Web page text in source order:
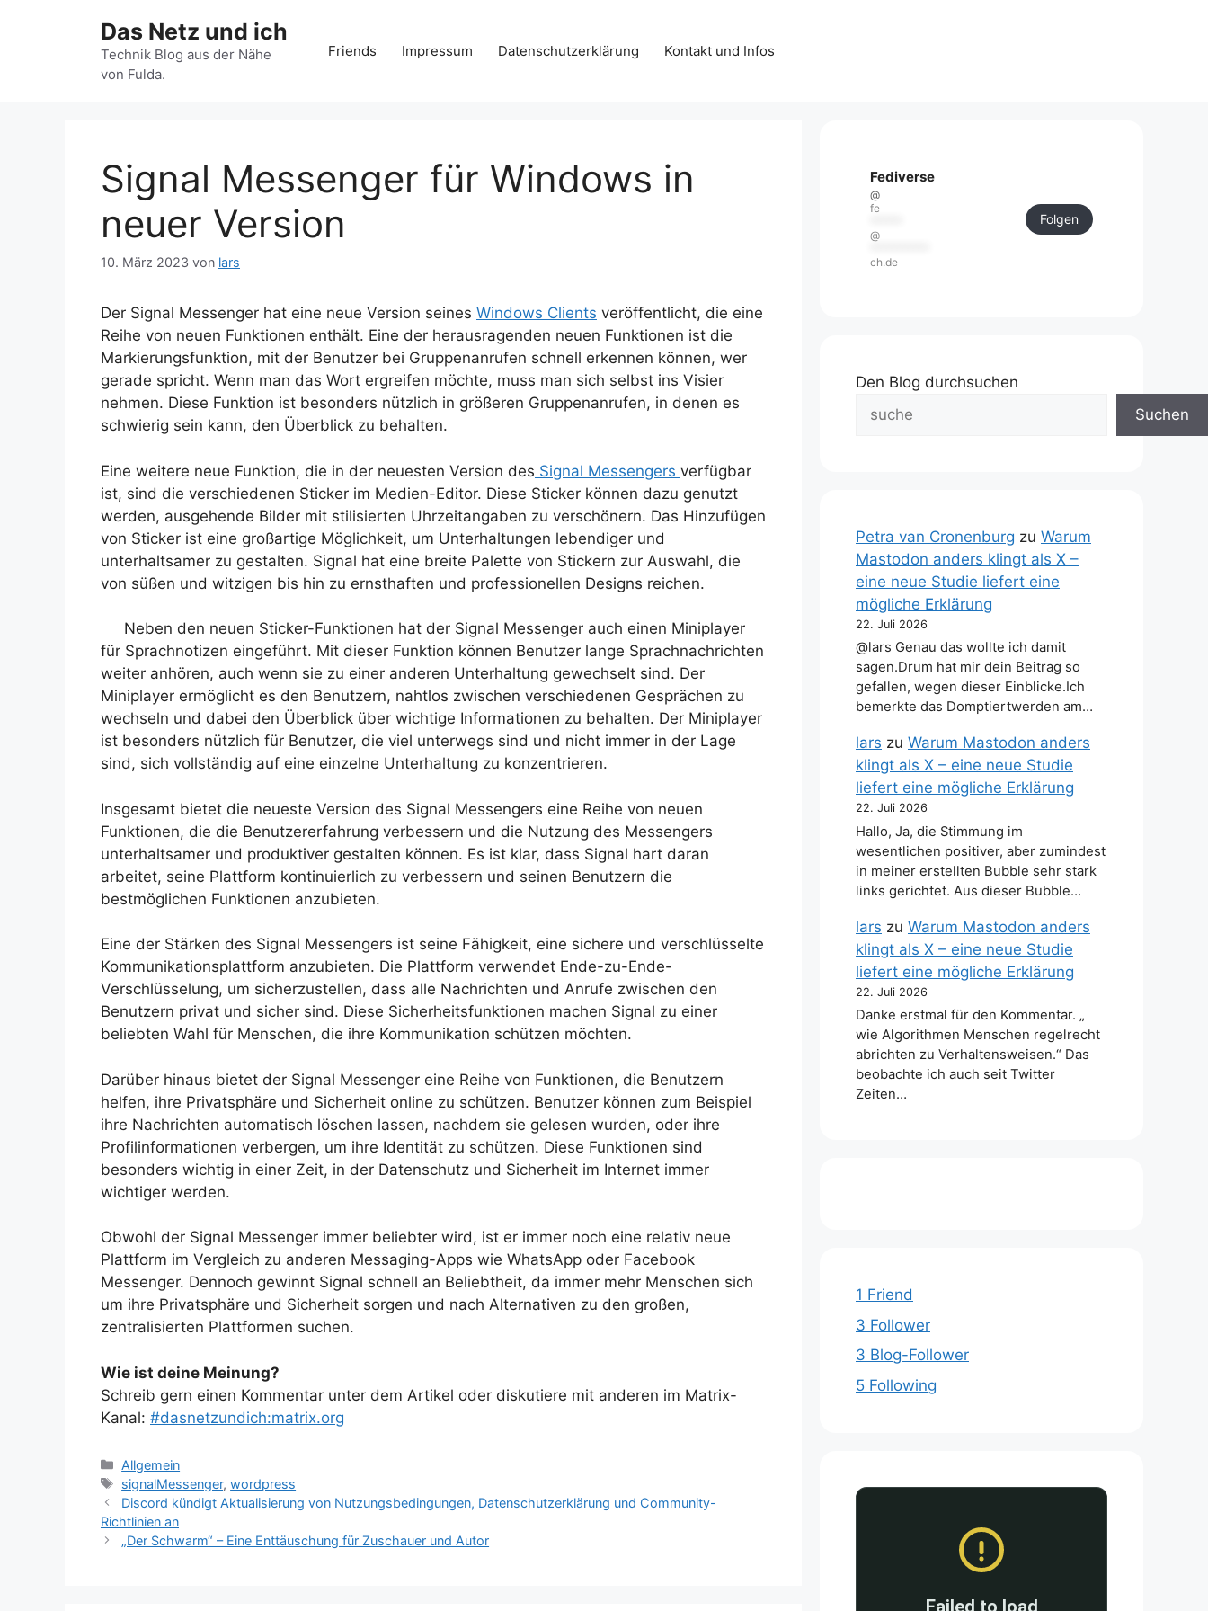
Das Netz und ich
Technik Blog aus der Nähe
von Fulda.
Friends Impressum Datenschutzerklärung Kontakt und Infos
Signal Messenger für Windows in
neuer Version
10. März 2023 von lars
Der Signal Messenger hat eine neue Version seines Windows Clients veröffentlicht, die eine
Reihe von neuen Funktionen enthält. Eine der herausragenden neuen Funktionen ist die
Markierungsfunktion, mit der Benutzer bei Gruppenanrufen schnell erkennen können, wer
gerade spricht. Wenn man das Wort ergreifen möchte, muss man sich selbst ins Visier
nehmen. Diese Funktion ist besonders nützlich in größeren Gruppenanrufen, in denen es
schwierig sein kann, den Überblick zu behalten.
Eine weitere neue Funktion, die in der neuesten Version des Signal Messengers verfügbar
ist, sind die verschiedenen Sticker im Medien-Editor. Diese Sticker können dazu genutzt
werden, ausgehende Bilder mit stilisierten Uhrzeitangaben zu verschönern. Das Hinzufügen
von Sticker ist eine großartige Möglichkeit, um Unterhaltungen lebendiger und
unterhaltsamer zu gestalten. Signal hat eine breite Palette von Stickern zur Auswahl, die
von süßen und witzigen bis hin zu ernsthaften und professionellen Designs reichen.
Neben den neuen Sticker-Funktionen hat der Signal Messenger auch einen Miniplayer
für Sprachnotizen eingeführt. Mit dieser Funktion können Benutzer lange Sprachnachrichten
weiter anhören, auch wenn sie zu einer anderen Unterhaltung gewechselt sind. Der
Miniplayer ermöglicht es den Benutzern, nahtlos zwischen verschiedenen Gesprächen zu
wechseln und dabei den Überblick über wichtige Informationen zu behalten. Der Miniplayer
ist besonders nützlich für Benutzer, die viel unterwegs sind und nicht immer in der Lage
sind, sich vollständig auf eine einzelne Unterhaltung zu konzentrieren.
Insgesamt bietet die neueste Version des Signal Messengers eine Reihe von neuen
Funktionen, die die Benutzererfahrung verbessern und die Nutzung des Messengers
unterhaltsamer und produktiver gestalten können. Es ist klar, dass Signal hart daran
arbeitet, seine Plattform kontinuierlich zu verbessern und seinen Benutzern die
bestmöglichen Funktionen anzubieten.
Eine der Stärken des Signal Messengers ist seine Fähigkeit, eine sichere und verschlüsselte
Kommunikationsplattform anzubieten. Die Plattform verwendet Ende-zu-Ende-
Verschlüsselung, um sicherzustellen, dass alle Nachrichten und Anrufe zwischen den
Benutzern privat und sicher sind. Diese Sicherheitsfunktionen machen Signal zu einer
beliebten Wahl für Menschen, die ihre Kommunikation schützen möchten.
Darüber hinaus bietet der Signal Messenger eine Reihe von Funktionen, die Benutzern
helfen, ihre Privatsphäre und Sicherheit online zu schützen. Benutzer können zum Beispiel
ihre Nachrichten automatisch löschen lassen, nachdem sie gelesen wurden, oder ihre
Profilinformationen verbergen, um ihre Identität zu schützen. Diese Funktionen sind
besonders wichtig in einer Zeit, in der Datenschutz und Sicherheit im Internet immer
wichtiger werden.
Obwohl der Signal Messenger immer beliebter wird, ist er immer noch eine relativ neue
Plattform im Vergleich zu anderen Messaging-Apps wie WhatsApp oder Facebook
Messenger. Dennoch gewinnt Signal schnell an Beliebtheit, da immer mehr Menschen sich
um ihre Privatsphäre und Sicherheit sorgen und nach Alternativen zu den großen,
zentralisierten Plattformen suchen.
Wie ist deine Meinung?
Schreib gern einen Kommentar unter dem Artikel oder diskutiere mit anderen im Matrix-
Kanal: #dasnetzundich:matrix.org
Kategorien
Allgemein
Schlagwörter
signalMessenger,wordpress
Discord kündigt Aktualisierung von Nutzungsbedingungen, Datenschutzerklärung und Community-
Richtlinien an
„Der Schwarm“ – Eine Enttäuschung für Zuschauer und Autor
Fediverse
@
fe
@
ch.de
Folgen
Den Blog durchsuchen
Suchen
Petra van Cronenburg zu Warum
Mastodon anders klingt als X –
eine neue Studie liefert eine
mögliche Erklärung
22. Juli 2026
@lars Genau das wollte ich damit
sagen.Drum hat mir dein Beitrag so
gefallen, wegen dieser Einblicke.Ich
bemerkte das Domptiertwerden am…
lars zu Warum Mastodon anders
klingt als X – eine neue Studie
liefert eine mögliche Erklärung
22. Juli 2026
Hallo, Ja, die Stimmung im
wesentlichen positiver, aber zumindest
in meiner erstellten Bubble sehr stark
links gerichtet. Aus dieser Bubble…
lars zu Warum Mastodon anders
klingt als X – eine neue Studie
liefert eine mögliche Erklärung
22. Juli 2026
Danke erstmal für den Kommentar. „
wie Algorithmen Menschen regelrecht
abrichten zu Verhaltensweisen.“ Das
beobachte ich auch seit Twitter
Zeiten…
1 Friend
3 Follower
3 Blog-Follower
5 Following